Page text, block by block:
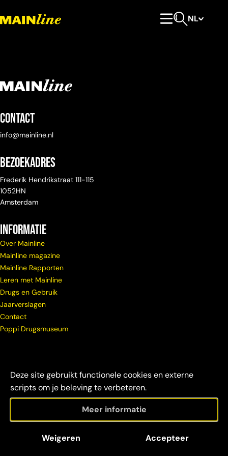
Deze site gebruikt functionele cookies en externe
scripts om je beleving te verbeteren.
Meer informatie
Weigeren Accepteer
NL
Contact
info@mainline.nl
Bezoekadres
Frederik Hendrikstraat 111-115
1052HN
Amsterdam
Informatie
Over Mainline
Mainline magazine
Mainline Rapporten
Leren met Mainline
Drugs en Gebruik
Jaarverslagen
Contact
Poppi Drugsmuseum
Mainline 2026
verantwoordelijkheid
credits